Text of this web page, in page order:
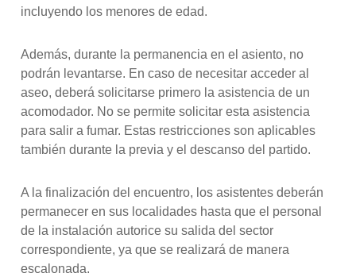
incluyendo los menores de edad.
Además, durante la permanencia en el asiento, no
podrán levantarse. En caso de necesitar acceder al
aseo, deberá solicitarse primero la asistencia de un
acomodador. No se permite solicitar esta asistencia
para salir a fumar. Estas restricciones son aplicables
también durante la previa y el descanso del partido.
A la finalización del encuentro, los asistentes deberán
permanecer en sus localidades hasta que el personal
de la instalación autorice su salida del sector
correspondiente, ya que se realizará de manera
escalonada.